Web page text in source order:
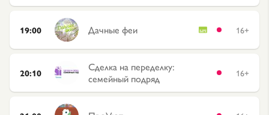
19:00 Дачные феи 16+
20:10
Сделка на переделку:
семейный подряд
16+